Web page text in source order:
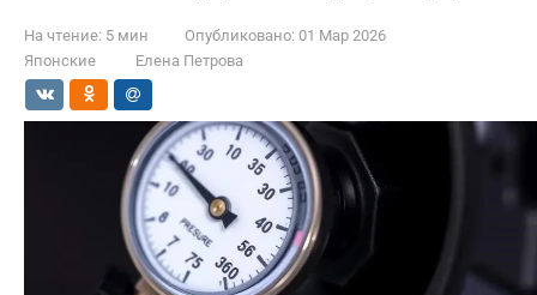
На чтение: 5 мин Опубликовано: 01 Мар 2026
Японские
Елена Петрова